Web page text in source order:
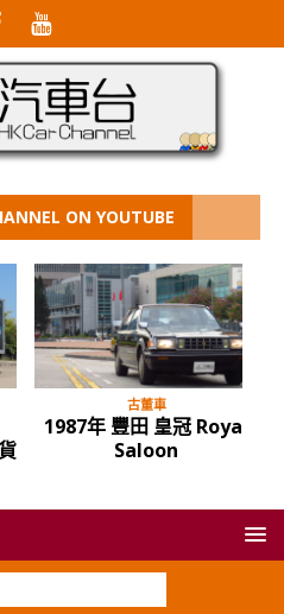
ON YOUTUBE
古董車
1987年 豐田 皇冠 Royal
Saloon